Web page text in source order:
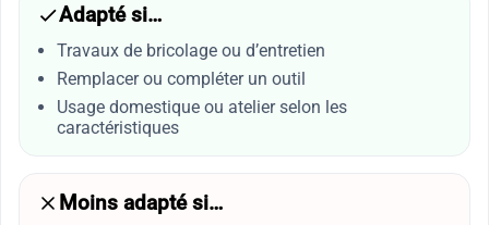
Adapté si…
Travaux de bricolage ou d’entretien
Remplacer ou compléter un outil
Usage domestique ou atelier selon les
caractéristiques
Moins adapté si…